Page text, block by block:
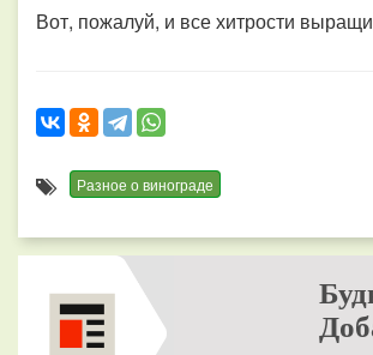
Вот, пожалуй, и все хитрости
Разное о винограде